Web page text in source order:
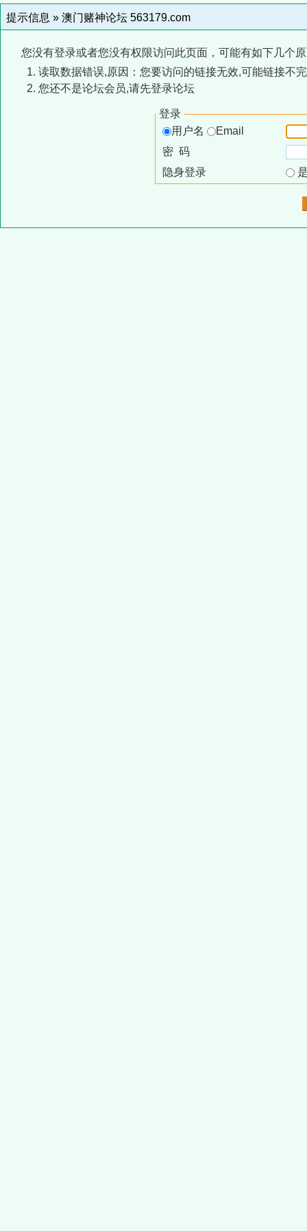
提示信息 » 澳门赌神论坛 563179.com
您没有登录或者您没有权限访问此页面，可能有如下几个
读取数据错误,原因：您要访问的链接无效,可能链接不
您还不是论坛会员,请先登录论坛
登录
用户名
Email
密 码
隐身登录